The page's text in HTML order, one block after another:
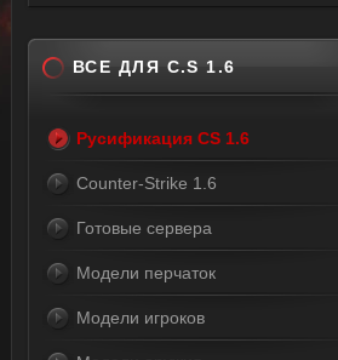
ВСЕ ДЛЯ C.S 1.6
Русификация CS 1.6
Counter-Strike 1.6
Готовые сервера
Модели перчаток
Модели игроков